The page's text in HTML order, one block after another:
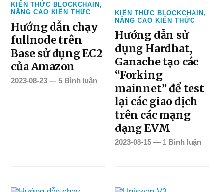
KIẾN THỨC BLOCKCHAIN,
NÂNG CAO KIẾN THỨC
Hướng dẫn chạy
fullnode trên
Base sử dụng EC2
của Amazon
2023-08-23 —5 Bình luận
KIẾN THỨC BLOCKCHAIN,
NÂNG CAO KIẾN THỨC
Hướng dẫn sử
dụng Hardhat,
Ganache tạo các
“Forking
mainnet” để test
lại các giao dịch
trên các mạng
dạng EVM
2023-08-15 — 1 Bình luận